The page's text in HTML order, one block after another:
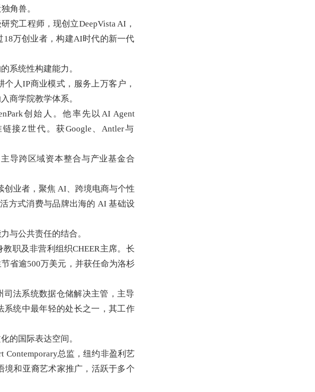
角兽。
究工程师，现创立DeepVista AI，
18万创业者，构建AI时代的新一代
系统性构建能力。
人IP商业模式，服务上万客户，
商学院教学体系。
创始人。他率先以AI Agent
接Z世代。 获Google、Antler与
导跨区域资本整合与产业基金合
创业者，聚焦 AI、跨境电商与个性
方式消费与品牌出海的 AI 基础设
与公共责任的结合。
职及非营利组织CHEER主席。 长
省逾500万美元， 并获任命为洛杉
司法系统数据仓储解决主管， 主导
系统中最年轻的处长之一，其工作
的国际表达空间。
Contemporary总监，纽约非盈利艺
和亚裔艺术家推广， 活跃于多个